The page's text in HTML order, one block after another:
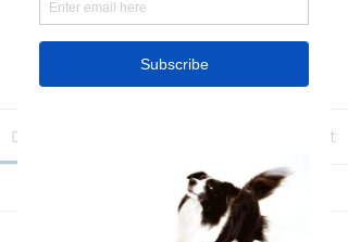
RaraPetcare Group
Public · 396 members
Join
Discussion About